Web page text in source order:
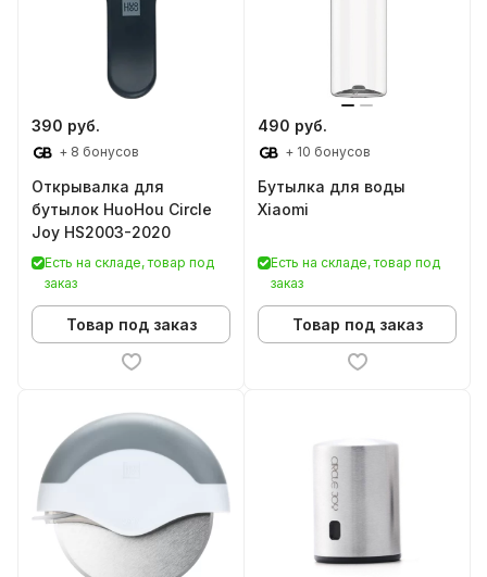
390 руб.
+ 8 бонусов
Открывалка для
бутылок HuoHou Circle
Joy HS2003-2020
Есть на складе, товар под
заказ
Товар под заказ
490 руб.
+ 10 бонусов
Бутылка для воды
Xiaomi
Есть на складе, товар под
заказ
Товар под заказ